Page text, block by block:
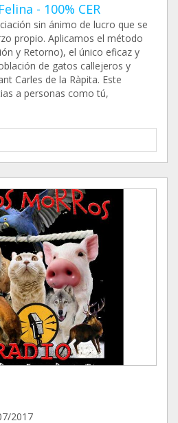
- 100% CER
sin ánimo de lucro que se
propio. Aplicamos el método
y Retorno), el único eficaz y
de gatos callejeros y
Carles de la Ràpita. Este
a personas como tú,
2017